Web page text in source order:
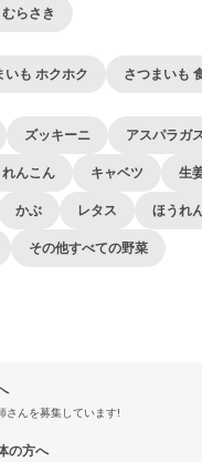
らさき
いも ホクホク さつまいも
ズッキーニ アスパラガ
れんこん キャベツ 生
かぶ レタス ほうれ
その他すべての野菜
さんを募集しています!
の方へ